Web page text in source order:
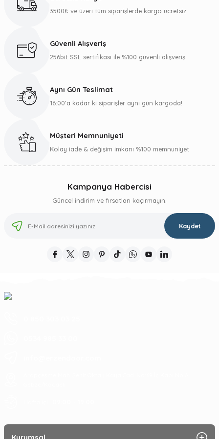
Ürün açıklamasında eksik bilgiler bulunuyor.
Bu ürüne benzer farklı alternatifler olmalı.
Deneyimini Paylaş
3500₺ ve üzeri tüm siparişlerde kargo ücretsiz
Güvenli Alışveriş
256bit SSL sertifikası ile %100 güvenli alışveriş
Aynı Gün Teslimat
16:00’a kadar ki siparişler aynı gün kargoda!
Müşteri Memnuniyeti
Kolay iade & değişim imkanı %100 memnuniyet
Kampanya Habercisi
Güncel indirim ve fırsatları kaçırmayın.
Kaydet